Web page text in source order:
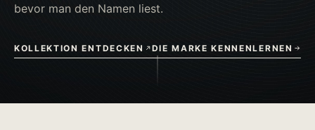
bevor man den Namen liest.
KOLLEKTION ENTDECKEN DIE MARKE KENNENLERNEN